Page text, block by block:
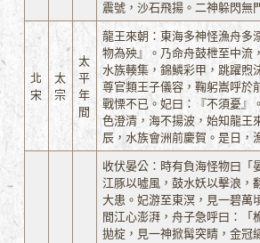
震號，沙石飛揚。二神躲閃無
北
宋
太
宗
太
平
年
間
龍王來朝：東海多神怪漁舟多
物為殃』。乃命舟鼓枻至中流
水族輳集，錦鱗彩甲，跳躍煦
尊官類王子儀容，鞠躬嵩呼於
戰慄不已。妃曰：『不須憂』
色澄清，海不揚波，始知龍王
辰，水族會洲前慶賀。是日，
收伏晏公：時有負海怪物曰「
江豚以噓風，鼓水妖以擊浪，
大患。妃游至東溟，見一碧萬
間江心澎湃，舟子急呼曰：「
拋椗，見一神掀髯突睛，金冠